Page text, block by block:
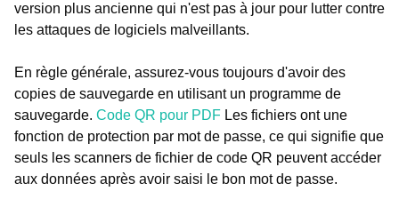
version plus ancienne qui n'est pas à jour pour lutter contre
les attaques de logiciels malveillants.
En règle générale, assurez-vous toujours d'avoir des
copies de sauvegarde en utilisant un programme de
sauvegarde. Code QR pour PDF Les fichiers ont une
fonction de protection par mot de passe, ce qui signifie que
seuls les scanners de fichier de code QR peuvent accéder
aux données après avoir saisi le bon mot de passe.